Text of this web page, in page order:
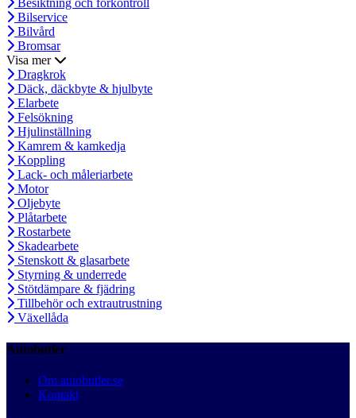
Besiktning och förkontroll
Bilservice
Bilvård
Bromsar
Visa mer
Dragkrok
Däck, däckbyte & hjulbyte
Elarbete
Felsökning
Hjulinställning
Kamrem & kamkedja
Koppling
Lack- och måleriarbete
Motor
Oljebyte
Plåtarbete
Rostarbete
Skadearbete
Stenskott & glasarbete
Styrning & underrede
Stötdämpare & fjädring
Tillbehör och extrautrustning
Växellåda
Autobutler
Om autobutler.se
Kontakt